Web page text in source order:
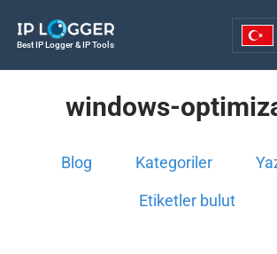
Best IP Logger & IP Tools
windows-
Blog Kategoriler
Etiketler bulut